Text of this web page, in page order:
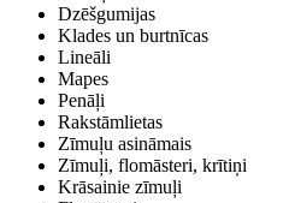
Dzēšgumijas
Klades un burtnīcas
Lineāli
Mapes
Penāļi
Rakstāmlietas
Zīmuļu asināmais
Zīmuļi, flomāsteri, krītiņi
Krāsainie zīmuļi